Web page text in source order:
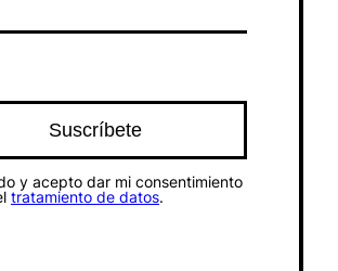
y acepto dar mi consentimiento
tratamiento de datos.